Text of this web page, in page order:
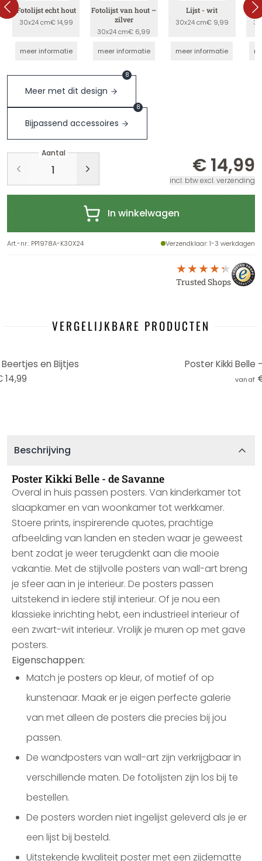
Fotolijst echt hout
30x24 cm€ 14,99
meer informatie
Fotolijst van hout –
zilver
30x24 cm€ 6,99
meer informatie
Lijst - wit
30x24 cm€ 9,99
meer informatie
Meer met dit design
8
Bijpassend accessoires
8
Aantal
€ 14,99
incl. btw excl. verzending
In winkelwagen
Art.-nr.: PP1978A-K30X24 Verzendklaar: 1-3 werkdagen
Trusted Shops
VERGELIJKBARE PRODUCTEN
en Bijtjes
14,99
Poster Kikki Belle
vanaf
Beschrijving
Poster Kikki Belle - de Savanne
Overal in huis passen posters. Van kinderkamer tot
slaapkamer en van woonkamer tot werkkamer.
Stoere prints, inspirerende quotes, prachtige
afbeelding van landen en steden waar je geweest
bent zodat je weer terugdenkt aan die mooie
vakantie. Met de stijlvolle posters van wall-art breng
je sfeer aan in je interieur. De posters passen
uitstekend in iedere stijl interieur. Of je nou een
klassieke inrichting hebt, een industrieel interieur of
een zwart-wit interieur. Vrolijk je muren op met gave
posters.
Eigenschappen:
Match je posters op kleur, of motief of op
kunstenaar. Maak er je eigen perfecte galerie
van met alleen de posters die precies bij jou
passen.
De wandposters van wall-art zijn verkrijgbaar in
verschillende maten. De fotolijsten zijn los bij te
bestellen.
De posters worden niet ingelijst geleverd als je er
een lijst bij besteld.
Uitstekende kwaliteit poster met een zijdematte